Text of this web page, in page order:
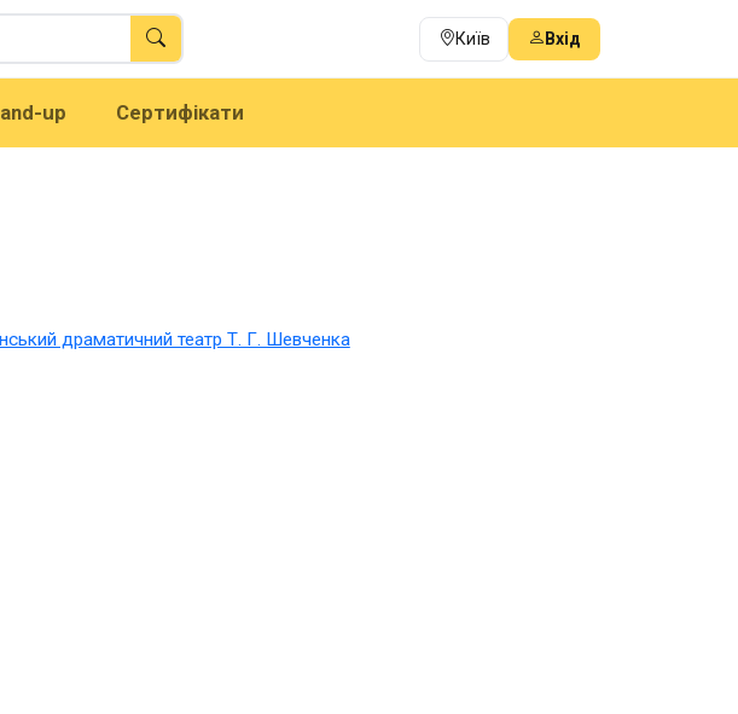
Київ Вхід
up Сертифікати
драматичний театр Т. Г. Шевченка